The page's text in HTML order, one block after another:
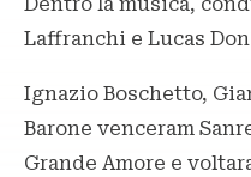
Laffranchi e Lucas
Ignazio Boschetto,
Barone venceram
Grande Amore e